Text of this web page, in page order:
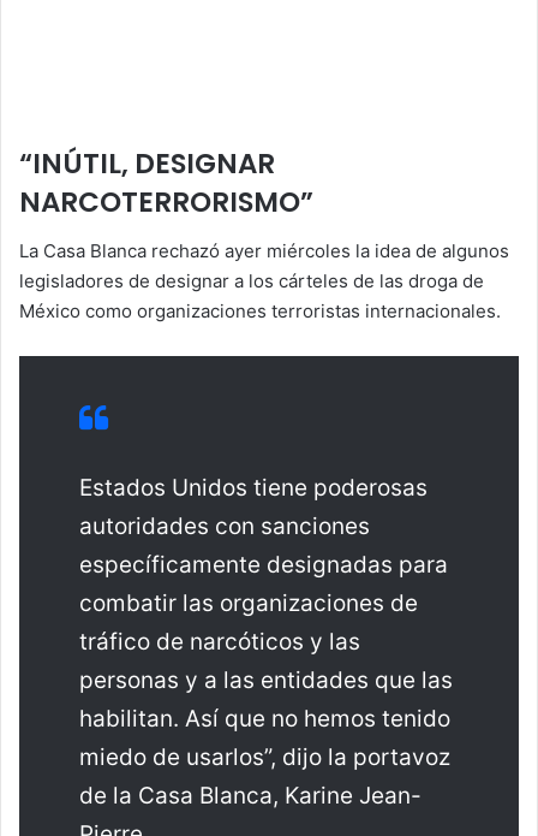
“INÚTIL, DESIGNAR
NARCOTERRORISMO”
La Casa Blanca rechazó ayer miércoles la idea de algunos
legisladores de designar a los cárteles de las droga de
México como organizaciones terroristas internacionales.
Estados Unidos tiene poderosas
autoridades con sanciones
específicamente designadas para
combatir las organizaciones de
tráfico de narcóticos y las
personas y a las entidades que las
habilitan. Así que no hemos tenido
miedo de usarlos”, dijo la portavoz
de la Casa Blanca, Karine Jean-